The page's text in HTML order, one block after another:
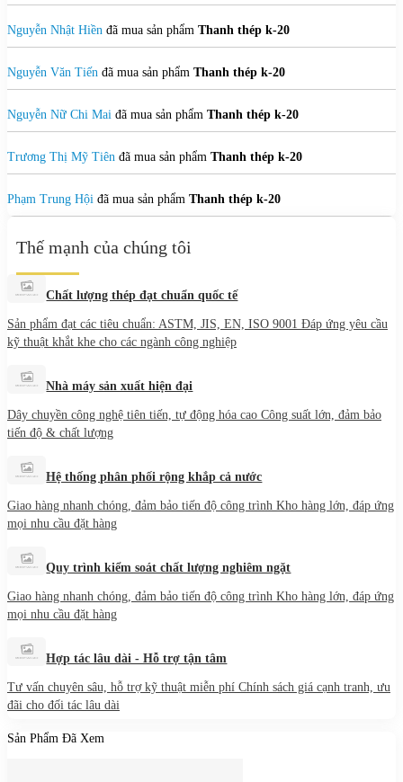
Nguyễn Nhật Hiền đã mua sản phẩm Thanh thép k-20
Nguyễn Văn Tiến đã mua sản phẩm Thanh thép k-20
Nguyễn Nữ Chi Mai đã mua sản phẩm Thanh thép k-20
Trương Thị Mỹ Tiên đã mua sản phẩm Thanh thép k-20
Phạm Trung Hội đã mua sản phẩm Thanh thép k-20
Thế mạnh của chúng tôi
Chất lượng thép đạt chuẩn quốc tế
Sản phẩm đạt các tiêu chuẩn: ASTM, JIS, EN, ISO 9001 Đáp ứng yêu cầu
kỹ thuật khắt khe cho các ngành công nghiệp
Nhà máy sản xuất hiện đại
Dây chuyền công nghệ tiên tiến, tự động hóa cao Công suất lớn, đảm bảo
tiến độ & chất lượng
Hệ thống phân phối rộng khắp cả nước
Giao hàng nhanh chóng, đảm bảo tiến độ công trình Kho hàng lớn, đáp ứng
mọi nhu cầu đặt hàng
Quy trình kiểm soát chất lượng nghiêm ngặt
Giao hàng nhanh chóng, đảm bảo tiến độ công trình Kho hàng lớn, đáp ứng
mọi nhu cầu đặt hàng
Hợp tác lâu dài - Hỗ trợ tận tâm
Tư vấn chuyên sâu, hỗ trợ kỹ thuật miễn phí Chính sách giá cạnh tranh, ưu
đãi cho đối tác lâu dài
Sản Phẩm Đã Xem